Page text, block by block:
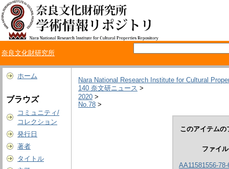
奈良文化財研究所
ホーム
ブラウズ
コミュニティ/
コレクション
発行日
著者
タイトル
Nara National Research Institute for Cultural
140 奈文研ニュース >
2020 >
No.78 >
このアイテムの
ファイル
AA11581556-